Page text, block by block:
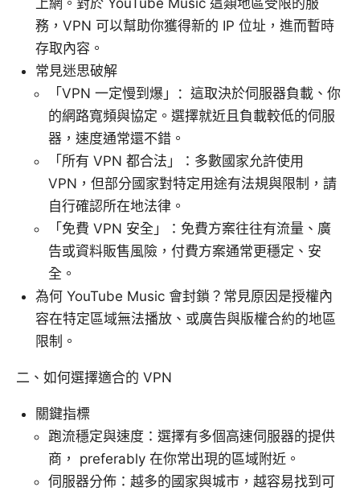
上網。對於 YouTube Music 這類地區受限的服
務，VPN 可以幫助你獲得新的 IP 位址，進而暫時
存取內容。
常見迷思破解
「VPN 一定慢到爆」：這取決於伺服器負載、你
的網路寬頻與協定。選擇就近且負載較低的伺服
器，速度通常還不錯。
「所有 VPN 都合法」：多數國家允許使用
VPN，但部分國家對特定用途有法規與限制，請
自行確認所在地法律。
「免費 VPN 安全」：免費方案往往有流量、廣
告或資料販售風險，付費方案通常更穩定、安
全。
為何 YouTube Music 會封鎖？常見原因是授權內
容在特定區域無法播放、或廣告與版權合約的地區
限制。
二、如何選擇適合的 VPN
關鍵指標
跑流穩定與速度：選擇有多個高速伺服器的提供
商， preferably 在你常出現的區域附近。
伺服器分佈：越多的國家與城市，越容易找到可